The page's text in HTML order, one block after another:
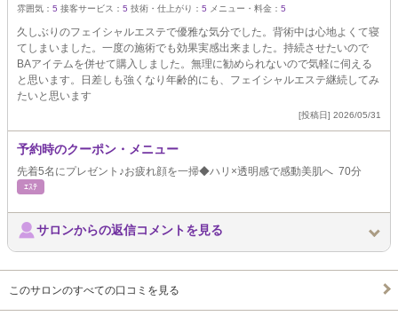
雰囲気： 5 接客サービス： 5 技術・仕上がり： 5 メニュー・料金： 5
久しぶりのフェイシャルエステで優雅な気分でした。背術中は心地よくて寝
てしまいました。一度の施術でも効果実感出来ました。持続させたいので
BAアイテムを併せて購入しました。無理に勧められないので気軽に伺える
と思います。日差しも強くなり年齢的にも、フェイシャルエステ継続してみ
たいと思います
[投稿日] 2026/05/31
予約時のクーポン・メニュー
先着5名にプレゼント♪お疲れ顔を一掃◆ハリ×透明感で感動美肌へ 70分
ｴｽﾃ
サロンからの返信コメントを見る
このサロンのすべての口コミを見る